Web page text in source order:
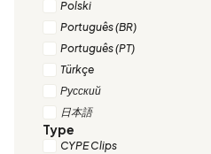
Polski
Português (BR)
Português (PT)
Türkçe
Русский
日本語
Type
CYPE Clips